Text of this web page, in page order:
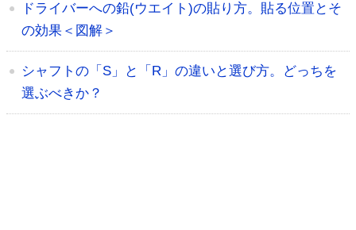
ドライバーへの鉛(ウエイト)の貼り方。貼る位置とそ
の効果＜図解＞
シャフトの「S」と「R」の違いと選び方。どっちを
選ぶべきか？